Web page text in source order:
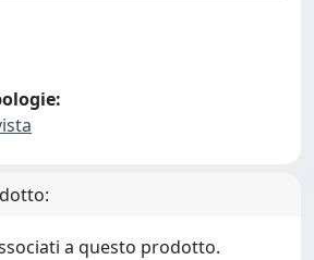
a questo prodotto.